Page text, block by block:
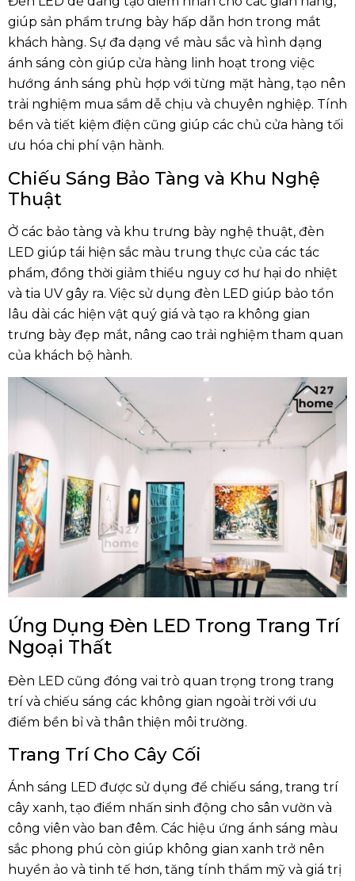
giúp sản phẩm trưng bày hấp dẫn hơn trong mắt
khách hàng. Sự đa dạng về màu sắc và hình dạng
ánh sáng còn giúp cửa hàng linh hoạt trong việc
hướng ánh sáng phù hợp với từng mặt hàng, tạo nên
trải nghiệm mua sắm dễ chịu và chuyên nghiệp. Tính
bền và tiết kiệm điện cũng giúp các chủ cửa hàng tối
ưu hóa chi phí vận hành.
Chiếu Sáng Bảo Tàng và Khu Nghệ
Thuật
Ở các bảo tàng và khu trưng bày nghệ thuật, đèn
LED giúp tái hiện sắc màu trung thực của các tác
phẩm, đồng thời giảm thiểu nguy cơ hư hại do nhiệt
và tia UV gây ra. Việc sử dụng đèn LED giúp bảo tồn
lâu dài các hiện vật quý giá và tạo ra không gian
trưng bày đẹp mắt, nâng cao trải nghiệm tham quan
của khách bộ hành.
Ứng Dụng Đèn LED Trong Trang Trí
Ngoại Thất
Đèn LED cũng đóng vai trò quan trọng trong trang
trí và chiếu sáng các không gian ngoài trời với ưu
điểm bền bỉ và thân thiện môi trường.
Trang Trí Cho Cây Cối
Ánh sáng LED được sử dụng để chiếu sáng, trang trí
cây xanh, tạo điểm nhấn sinh động cho sân vườn và
công viên vào ban đêm. Các hiệu ứng ánh sáng màu
sắc phong phú còn giúp không gian xanh trở nên
huyền ảo và tinh tế hơn, tăng tính thẩm mỹ và giá trị